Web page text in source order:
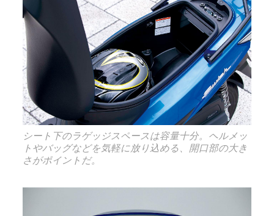
シート下のラゲッジスペースは容量十分。ヘルメッ
トやバッグなどを気軽に放り込める、開口部の大き
さがポイントだ。